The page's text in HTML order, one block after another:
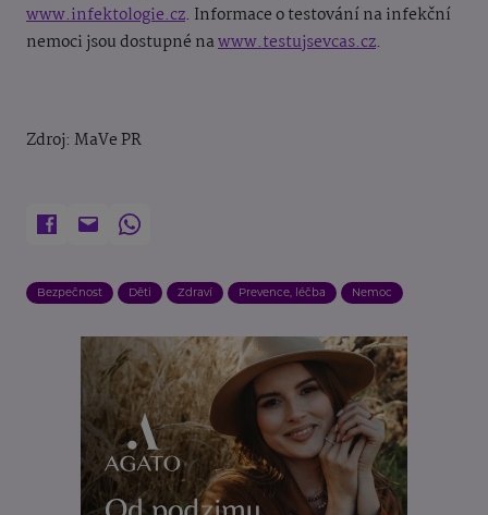
www.infektologie.cz. Informace o testování na infekční
nemoci jsou dostupné nawww.testujsevcas.cz.
Zdroj: MaVe PR
Bezpečnost Děti Zdraví Prevence, léčba Nemoc